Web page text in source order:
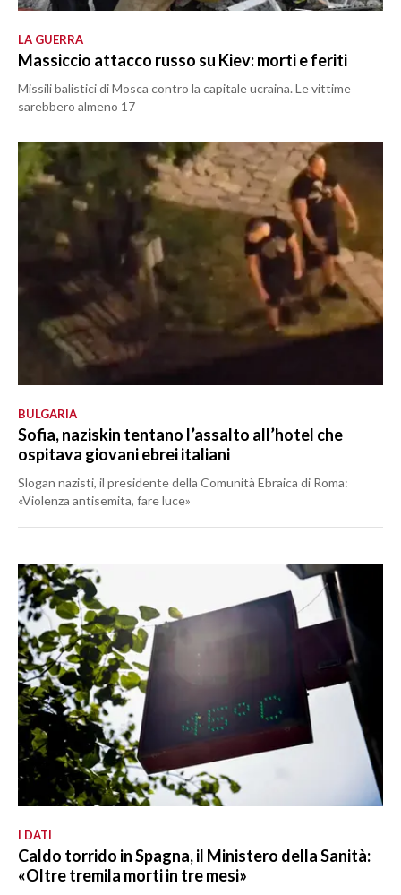
LA GUERRA
Massiccio attacco russo su Kiev: morti e feriti
Missili balistici di Mosca contro la capitale ucraina. Le vittime
sarebbero almeno 17
BULGARIA
Sofia, naziskin tentano l’assalto all’hotel che
ospitava giovani ebrei italiani
Slogan nazisti, il presidente della Comunità Ebraica di Roma:
«Violenza antisemita, fare luce»
I DATI
Caldo torrido in Spagna, il Ministero della Sanità:
«Oltre tremila morti in tre mesi»